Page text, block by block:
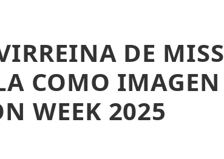
DE MISS
COMO IMAGEN
WEEK 2025